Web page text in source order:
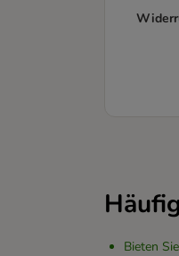
Bieten